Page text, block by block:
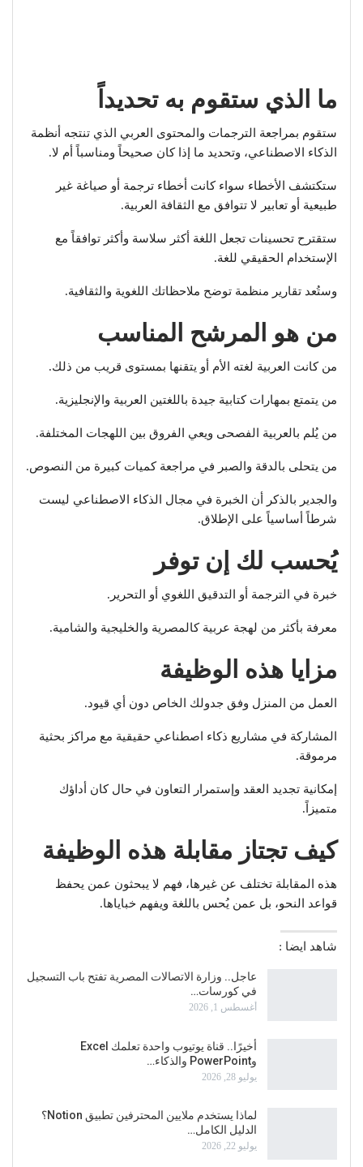
ما الذي ستقوم به تحديداً
ستقوم بمراجعة الترجمات والمحتوى العربي الذي تنتجه أنظمة
الذكاء الاصطناعي، وتحديد ما إذا كان صحيحاً ومناسباً أم لا.
ستكتشف الأخطاء سواء كانت أخطاء ترجمة أو صياغة غير
طبيعية أو تعابير لا تتوافق مع الثقافة العربية.
ستقترح تحسينات تجعل اللغة أكثر سلاسة وأكثر توافقاً مع
الإستخدام الحقيقي للغة.
وستُعد تقارير منظمة توضح ملاحظاتك اللغوية والثقافية.
من هو المرشح المناسب
من كانت العربية لغته الأم أو يتقنها بمستوى قريب من ذلك.
من يتمتع بمهارات كتابية جيدة باللغتين العربية والإنجليزية.
من يُلم بالعربية الفصحى ويعي الفروق بين اللهجات المختلفة.
من يتحلى بالدقة والصبر في مراجعة كميات كبيرة من النصوص.
والجدير بالذكر أن الخبرة في مجال الذكاء الاصطناعي ليست
شرطاً أساسياً على الإطلاق.
يُحسب لك إن توفر
خبرة في الترجمة أو التدقيق اللغوي أو التحرير.
معرفة بأكثر من لهجة عربية كالمصرية والخليجية والشامية.
مزايا هذه الوظيفة
العمل من المنزل وفق جدولك الخاص دون أي قيود.
المشاركة في مشاريع ذكاء اصطناعي حقيقية مع مراكز بحثية
مرموقة.
إمكانية تجديد العقد وإستمرار التعاون في حال كان أداؤك
متميزاً.
كيف تجتاز مقابلة هذه الوظيفة
هذه المقابلة تختلف عن غيرها، فهم لا يبحثون عمن يحفظ
قواعد النحو، بل عمن يُحس باللغة ويفهم خباياها.
شاهد ايضا :
عاجل.. وزارة الاتصالات المصرية تفتح باب التسجيل
في كورسات…
أغسطس 1, 2026
أخيرًا.. قناة يوتيوب واحدة تعلمك Excel
وPowerPoint والذكاء…
يوليو 28, 2026
لماذا يستخدم ملايين المحترفين تطبيق Notion؟
الدليل الكامل…
يوليو 22, 2026